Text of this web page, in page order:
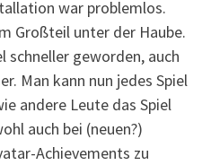
war problemlos.
Großteil unter der Haube.
schneller geworden, auch
Man kann nun jedes Spiel
andere Leute das Spiel
auch bei (neuen?)
Achievements zu